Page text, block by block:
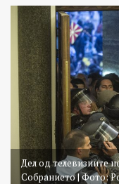
Дел од телевизиите
Собранието | Фото: